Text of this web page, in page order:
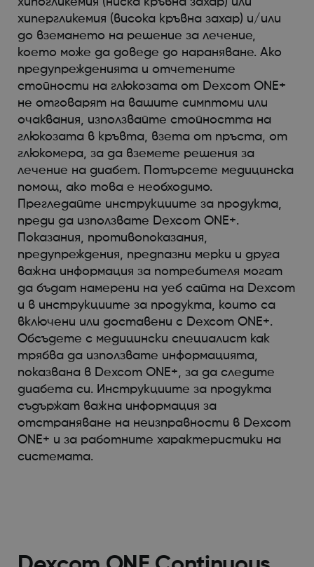
хипергликемия (висока кръвна захар) и/или
до вземането на решение за лечение,
което може да доведе до нараняване. Ако
предупрежденията и отчетените
стойности на глюкозата от Dexcom ONE+
не отговарят на вашите симптоми или
очаквания, използвайте стойността на
глюкозата в кръвта, взета от пръста, от
глюкомера, за да вземете решения за
лечение на диабет. Потърсете медицинска
помощ, ако това е необходимо.
Прегледайте инструкциите за продукта,
преди да използвате Dexcom ONE+.
Показания, противопоказания,
предупреждения, предпазни мерки и друга
важна информация за потребителя могат
да бъдат намерени на уеб сайта на Dexcom
и в инструкциите за продукта, които са
включени или доставени с Dexcom ONE+.
Обсъдете с медицински специалист как
трябва да използвате информацията,
показвана в Dexcom ONE+, за да следите
диабета си. Инструкциите за продукта
съдържат важна информация за
отстраняване на неизправности в Dexcom
ONE+ и за работните характеристики на
системата.